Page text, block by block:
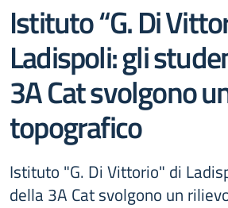
Istituto “G. Di
Ladispoli: gli
3A Cat svolgono
topografico
Istituto "G. Di Vittorio" di
della 3A Cat svolgono un